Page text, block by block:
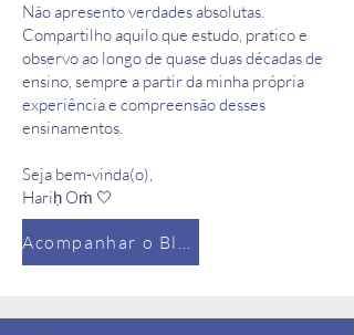
Não apresento verdades absolutas.
Compartilho aquilo que estudo, pratico e
observo ao longo de quase duas décadas de
ensino, sempre a partir da minha própria
experiência e compreensão desses
ensinamentos.
Seja bem-vinda(o),
Hariḥ Oṁ 🤍
Acompanhar o Blog